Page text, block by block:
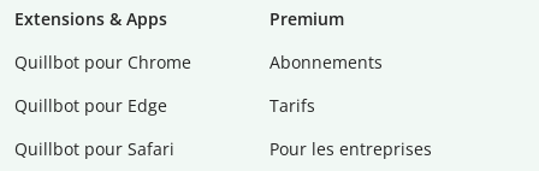
Extensions & Apps
Quillbot pour Chrome
Quillbot pour Edge
Quillbot pour Safari
Premium
Abonnements
Tarifs
Pour les entreprises